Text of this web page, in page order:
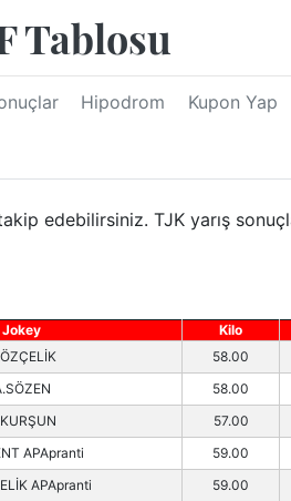
Tablosu
Hipodrom Kupon Yap
edebilirsiniz. TJK yarış
Jokey Kilo
58.00
58.00
57.00
APApranti 59.00
APApranti 59.00